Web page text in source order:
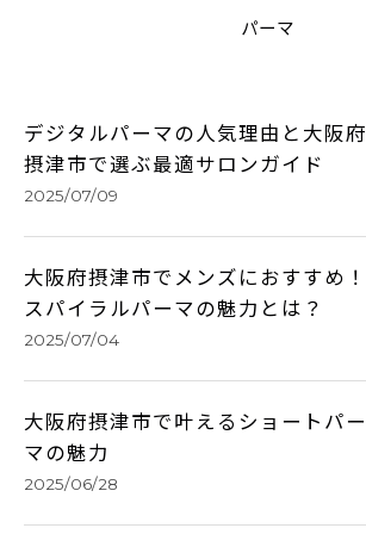
パーマ
デジタルパーマの人気理由と大阪府
摂津市で選ぶ最適サロンガイド
2025/07/09
大阪府摂津市でメンズにおすすめ！
スパイラルパーマの魅力とは？
2025/07/04
大阪府摂津市で叶えるショートパー
マの魅力
2025/06/28